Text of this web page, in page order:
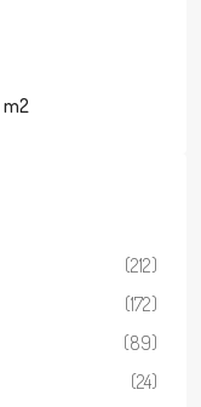
m2
(212)
(172)
(89)
(24)